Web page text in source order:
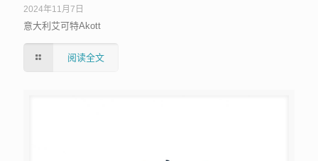
2024年11月7日
意大利艾可特Akott
阅读全文